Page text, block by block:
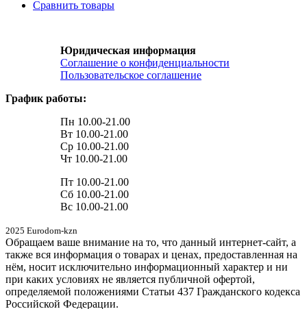
Сравнить товары
Юридическая информация
Соглашение о конфиденциальности
Пользовательское соглашение
График работы:
Пн 10.00-21.00
Вт 10.00-21.00
Ср 10.00-21.00
Чт 10.00-21.00
Пт 10.00-21.00
Сб 10.00-21.00
Вс 10.00-21.00
2025 Eurodom-kzn
Обращаем ваше внимание на то, что данный интернет-сайт, а
также вся информация о товарах и ценах, предоставленная на
нём, носит исключительно информационный характер и ни
при каких условиях не является публичной офертой,
определяемой положениями Статьи 437 Гражданского кодекса
Российской Федерации.